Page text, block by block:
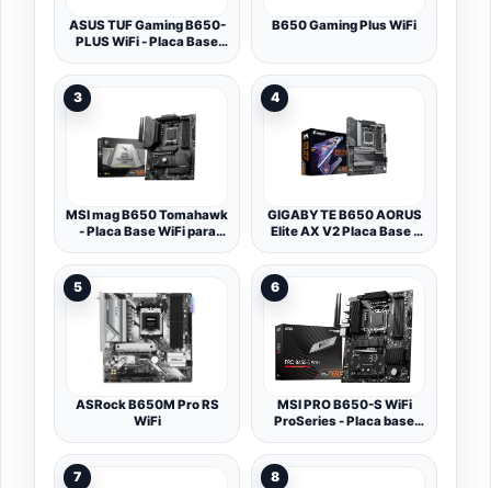
ASUS TUF Gaming B650-
PLUS WiFi - Placa Base
B650 Gaming Plus WiFi
3
MSI mag B650 Tomahawk
- Placa Base WiFi para
DDR5, PCIe 4.0, M.2,
SATA 6Gb/s, USB 3.2 Gen
2, HDMI/DP, Wi-Fi 6E,
AMD Ryzen 7000 Series
Procesadores de
Escritorio)
4
GIGABYTE B650 AORUS
Elite AX V2 Placa Base -
VRM de 12+2+2 Fases,
hasta 8000 MHz DDR5
(OC), 1xPCIe 5.0 +
2xPCIe 4.0 M.2, LAN 2,5
GbE, WiFi 6E, USB 3.2 Gen
2
5
ASRock B650M Pro RS
WiFi
6
MSI PRO B650-S WiFi
ProSeries - Placa base
Ryzen serie
9000/8000/7000, AM5,
7 8